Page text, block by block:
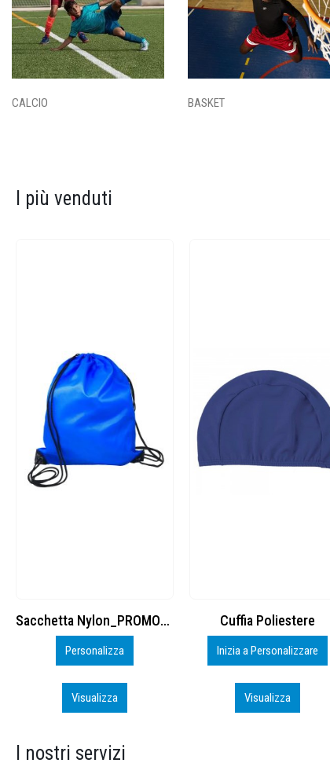
CALCIO BASKET
I più venduti
Cuffia Poliestere
Inizia a Personalizzare
Visualizza
BS600 – 5139960
Personalizza
Visualizza
I nostri servizi